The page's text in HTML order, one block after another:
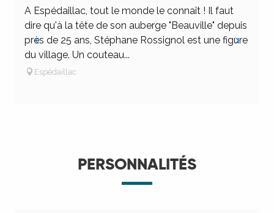
A Espédaillac, tout le monde le connaît ! Il faut
dire qu'à la tête de son auberge "Beauville" depuis
près de 25 ans, Stéphane Rossignol est une figure
du village. Un couteau...
Espédaillac
PERSONNALITÉS